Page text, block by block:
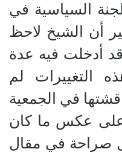
السياسية في
أن الشيخ لاحظ
أدخلت فيه عدة
التغييرات لم
في الجمعية
على عكس ما كان
صراحة في مقال